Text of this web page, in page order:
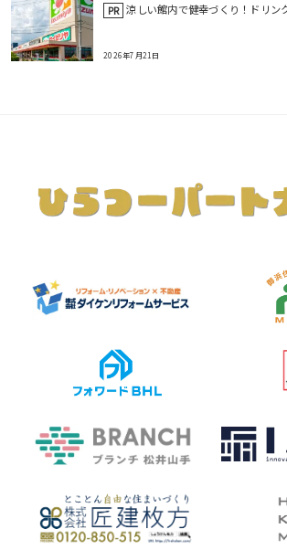
PR 涼しい館内で健幸づくり！ドリン
2026年7月21日